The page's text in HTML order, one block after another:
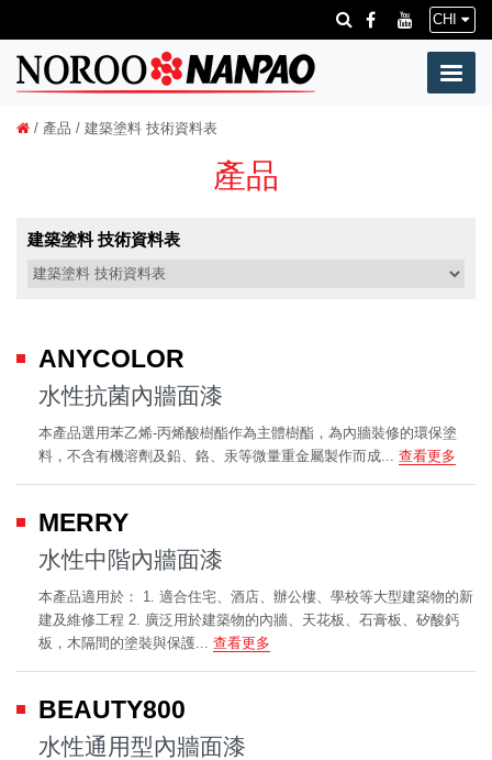
CHI
/ 產品 / 建築塗料 技術資料表
產品
建築塗料 技術資料表
ANYCOLOR
水性抗菌內牆面漆
本產品選用苯乙烯-丙烯酸樹酯作為主體樹酯，為內牆裝修的環保塗
料，不含有機溶劑及鉛、鉻、汞等微量重金屬製作而成... 查看更多
MERRY
水性中階內牆面漆
本產品適用於： 1. 適合住宅、酒店、辦公樓、學校等大型建築物的新
建及維修工程 2. 廣泛用於建築物的內牆、天花板、石膏板、矽酸鈣
板，木隔間的塗裝與保護... 查看更多
BEAUTY800
水性通用型內牆面漆